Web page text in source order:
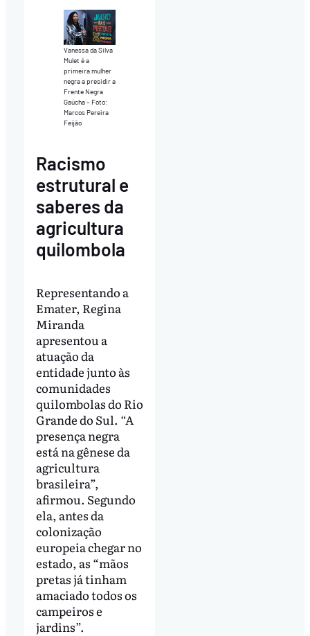
Vanessa da Silva
Mulet é a
primeira mulher
negra a presidir a
Frente Negra
Gaúcha – Foto:
Marcos Pereira
Feijão
Racismo
estrutural e
saberes da
agricultura
quilombola
Representando a
Emater, Regina
Miranda
apresentou a
atuação da
entidade junto às
comunidades
quilombolas do Rio
Grande do Sul. “A
presença negra
está na gênese da
agricultura
brasileira”,
afirmou. Segundo
ela, antes da
colonização
europeia chegar no
estado, as “mãos
pretas já tinham
amaciado todos os
campeiros e
jardins”.